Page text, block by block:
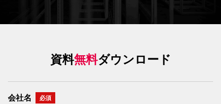
資料無料ダウンロード
会社名